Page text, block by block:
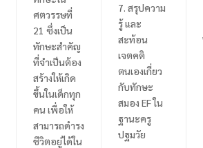
ศตวรรษที่
21 ซึ่งเป็น
ทักษะสำคัญ
ที่จำเป็นต้อง
สร้างให้เกิด
ขึ้นในเด็กทุก
คน เพื่อให้
สามารถดำรง
ชีวิตอยู่ได้ใน
7. สรุปความ
รู้ และ
สะท้อน
เจตคติ
ตนเองเกี่ยว
กับทักษะ
สมอง EFใน
ฐานะครู
ปฐมวัย